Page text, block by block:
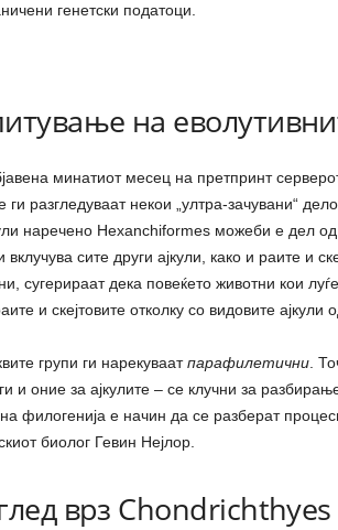
генетски податоци.
на
минатиот месец на претпринт
ги разгледуваат некои „ултра-зачувани“
наречено Hexanchiformes можеби е дел
вклучува сите други ајкули, како и раите и
сугерираат дека повеќето животни кои
и скејтовите отколку со видовите ајкули
групи ги нарекуваатпарафилетични.
ги и оние за ајкулите – се клучни за
филогенија е начин да се разберат
биолог Гевин Нејлор.
врз Chondrichthyes